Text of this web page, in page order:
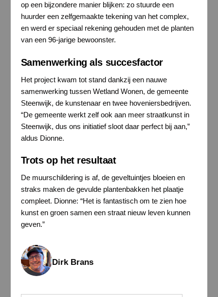
op een bijzondere manier blijken: zo stuurde een
huurder een zelfgemaakte tekening van het complex,
en werd er speciaal rekening gehouden met de planten
van een 96-jarige bewoonster.
Samenwerking als succesfactor
Het project kwam tot stand dankzij een nauwe
samenwerking tussen Wetland Wonen, de gemeente
Steenwijk, de kunstenaar en twee hoveniersbedrijven.
“De gemeente werkt zelf ook aan meer straatkunst in
Steenwijk, dus ons initiatief sloot daar perfect bij aan,”
aldus Dionne.
Trots op het resultaat
De muurschildering is af, de geveltuintjes bloeien en
straks maken de gevulde plantenbakken het plaatje
compleet. Dionne: “Het is fantastisch om te zien hoe
kunst en groen samen een straat nieuw leven kunnen
geven.”
Dirk Brans